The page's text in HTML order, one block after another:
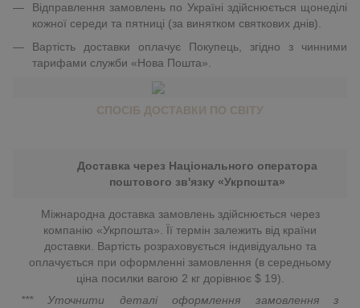
Відправлення замовлень по Україні здійснюється щонеділі
кожної середи та пятниці (за винятком святкових днів).
Вартість доставки оплачує Покупець, згідно з чинними
тарифами служби «Нова Пошта».
СПОСІБ ДОСТАВКИ ПО СВІТУ
Доставка через Національного оператора
поштового зв'язку «Укрпошта»
Міжнародна доставка замовлень здійснюється через
компанію «Укрпошта». Її термін залежить від країни
доставки. Вартість розраховується індивідуально та
оплачується при оформленні замовлення (в середньому
ціна посилки вагою 2 кг дорівнює $ 19).
*** Уточнити деталі оформлення замовлення з